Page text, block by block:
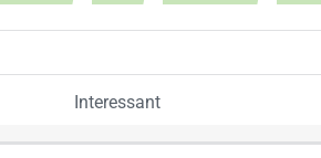
Interessant